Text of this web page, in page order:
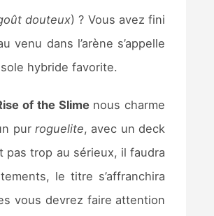
douteux) ? Vous avez fini
venu dans l’arène s’appelle
hybride favorite.
of the Slimenous charme
pur roguelite, avec un deck
pas trop au sérieux, il faudra
le titre s’affranchira
vous devrez faire attention